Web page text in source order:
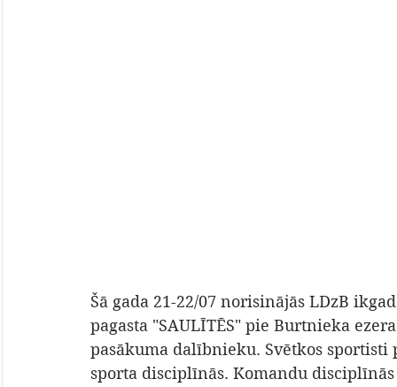
Šā gada 21-22/07 norisinājās LDzB
pagasta "SAULĪTĒS" pie Burtnieka
pasākuma dalībnieku. Svētkos
sporta disciplīnās. Komandu